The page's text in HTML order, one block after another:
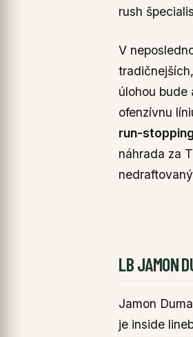
rush
V
úlohou
ofenzívnu
run-
náhrada za
LB JAMON
Jamon
je inside